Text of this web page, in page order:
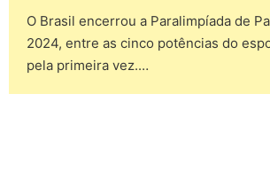
O Brasil encerrou a Paralimpíada de
2024, entre as cinco potências do
pela primeira vez.…